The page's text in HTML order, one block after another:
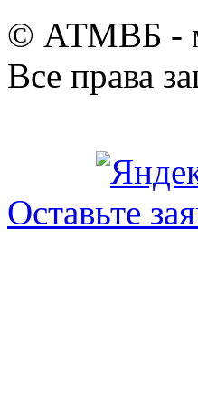
© АТМВБ -
Все права
Оставьте